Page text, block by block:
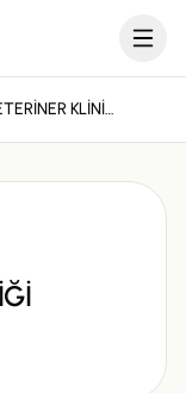
AKYOL VETERİNER KLİNİĞİ